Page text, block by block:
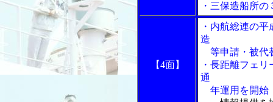
・三保造船所
【4面】
・内航総連の
造
等申請・被代
・長距離フェ
通
年運用を開始